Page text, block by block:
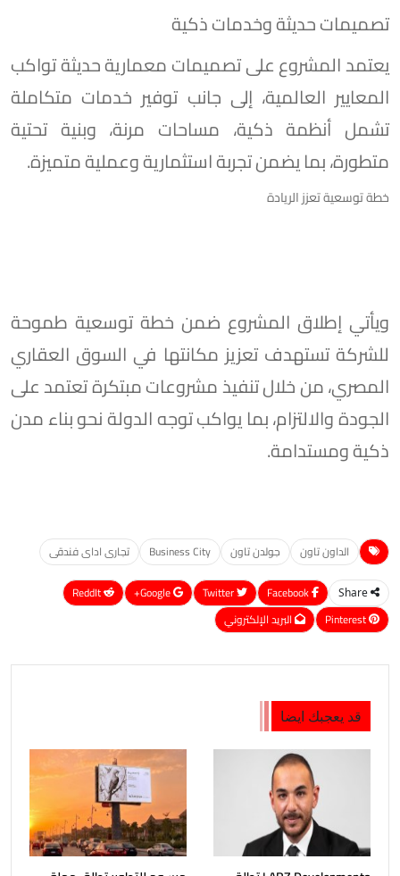
تصميمات حديثة وخدمات ذكية
يعتمد المشروع على تصميمات معمارية حديثة تواكب
المعايير العالمية، إلى جانب توفير خدمات متكاملة
تشمل أنظمة ذكية، مساحات مرنة، وبنية تحتية
متطورة، بما يضمن تجربة استثمارية وعملية متميزة.
خطة توسعية تعزز الريادة
ويأتي إطلاق المشروع ضمن خطة توسعية طموحة
للشركة تستهدف تعزيز مكانتها في السوق العقاري
المصري، من خلال تنفيذ مشروعات مبتكرة تعتمد على
الجودة والالتزام، بما يواكب توجه الدولة نحو بناء مدن
ذكية ومستدامة.
الداون تاون جولدن تاون Business City تجارى اداى فندقى
Share
Google+
ReddIt
Pinterest
البريد الإلكتروني
قد يعجبك ايضا